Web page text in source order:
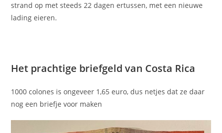
strand op met steeds 22 dagen ertussen, met een nieuwe
lading eieren.
Het prachtige briefgeld van Costa Rica
1000 colones is ongeveer 1,65 euro, dus netjes dat ze daar
nog een briefje voor maken